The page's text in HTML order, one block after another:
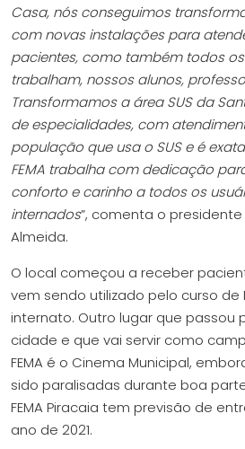
Casa, nós conseguimos
com novas instalações para
pacientes, como também todos
trabalham, nossos alunos,
Transformamos a área SUS da
de especialidades, com
população que usa o SUS e é
FEMA trabalha com dedicação
conforto e carinho a todos os
internados”, comenta o presidente
Almeida.
O local começou a receber
vem sendo utilizado pelo curso de
internato. Outro lugar que passou
cidade e que vai servir como
FEMA é o Cinema Municipal,
sido paralisadas durante boa
FEMA Piracaia tem previsão de
ano de 2021.